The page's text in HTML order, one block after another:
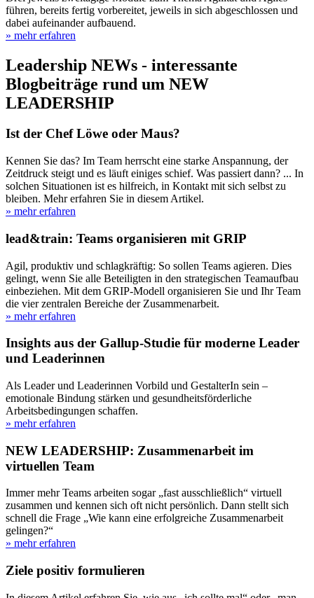
führen, bereits fertig vorbereitet, jeweils in sich abgeschlossen und
dabei aufeinander aufbauend.
» mehr erfahren
Leadership NEWs - interessante
Blogbeiträge rund um NEW
LEADERSHIP
Ist der Chef Löwe oder Maus?
Kennen Sie das? Im Team herrscht eine starke Anspannung, der
Zeitdruck steigt und es läuft einiges schief. Was passiert dann? ... In
solchen Situationen ist es hilfreich, in Kontakt mit sich selbst zu
bleiben. Mehr erfahren Sie in diesem Artikel.
» mehr erfahren
lead&train: Teams organisieren mit GRIP
Agil, produktiv und schlagkräftig: So sollen Teams agieren. Dies
gelingt, wenn Sie alle Beteiligten in den strategischen Teamaufbau
einbeziehen. Mit dem GRIP-Modell organisieren Sie und Ihr Team
die vier zentralen Bereiche der Zusammenarbeit.
» mehr erfahren
Insights aus der Gallup-Studie für moderne Leader
und Leaderinnen
Als Leader und Leaderinnen Vorbild und GestalterIn sein –
emotionale Bindung stärken und gesundheitsförderliche
Arbeitsbedingungen schaffen.
» mehr erfahren
NEW LEADERSHIP: Zusammenarbeit im
virtuellen Team
Immer mehr Teams arbeiten sogar „fast ausschließlich“ virtuell
zusammen und kennen sich oft nicht persönlich. Dann stellt sich
schnell die Frage „Wie kann eine erfolgreiche Zusammenarbeit
gelingen?“
» mehr erfahren
Ziele positiv formulieren